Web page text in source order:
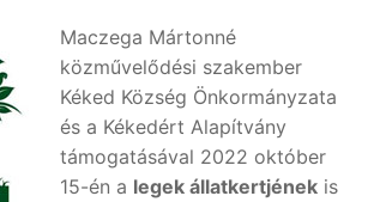
Maczega Mártonné
közművelődési szakember
Kéked Község Önkormányzata
és a Kékedért Alapítvány
támogatásával 2022 október
15-én a legek állatkertjénekis